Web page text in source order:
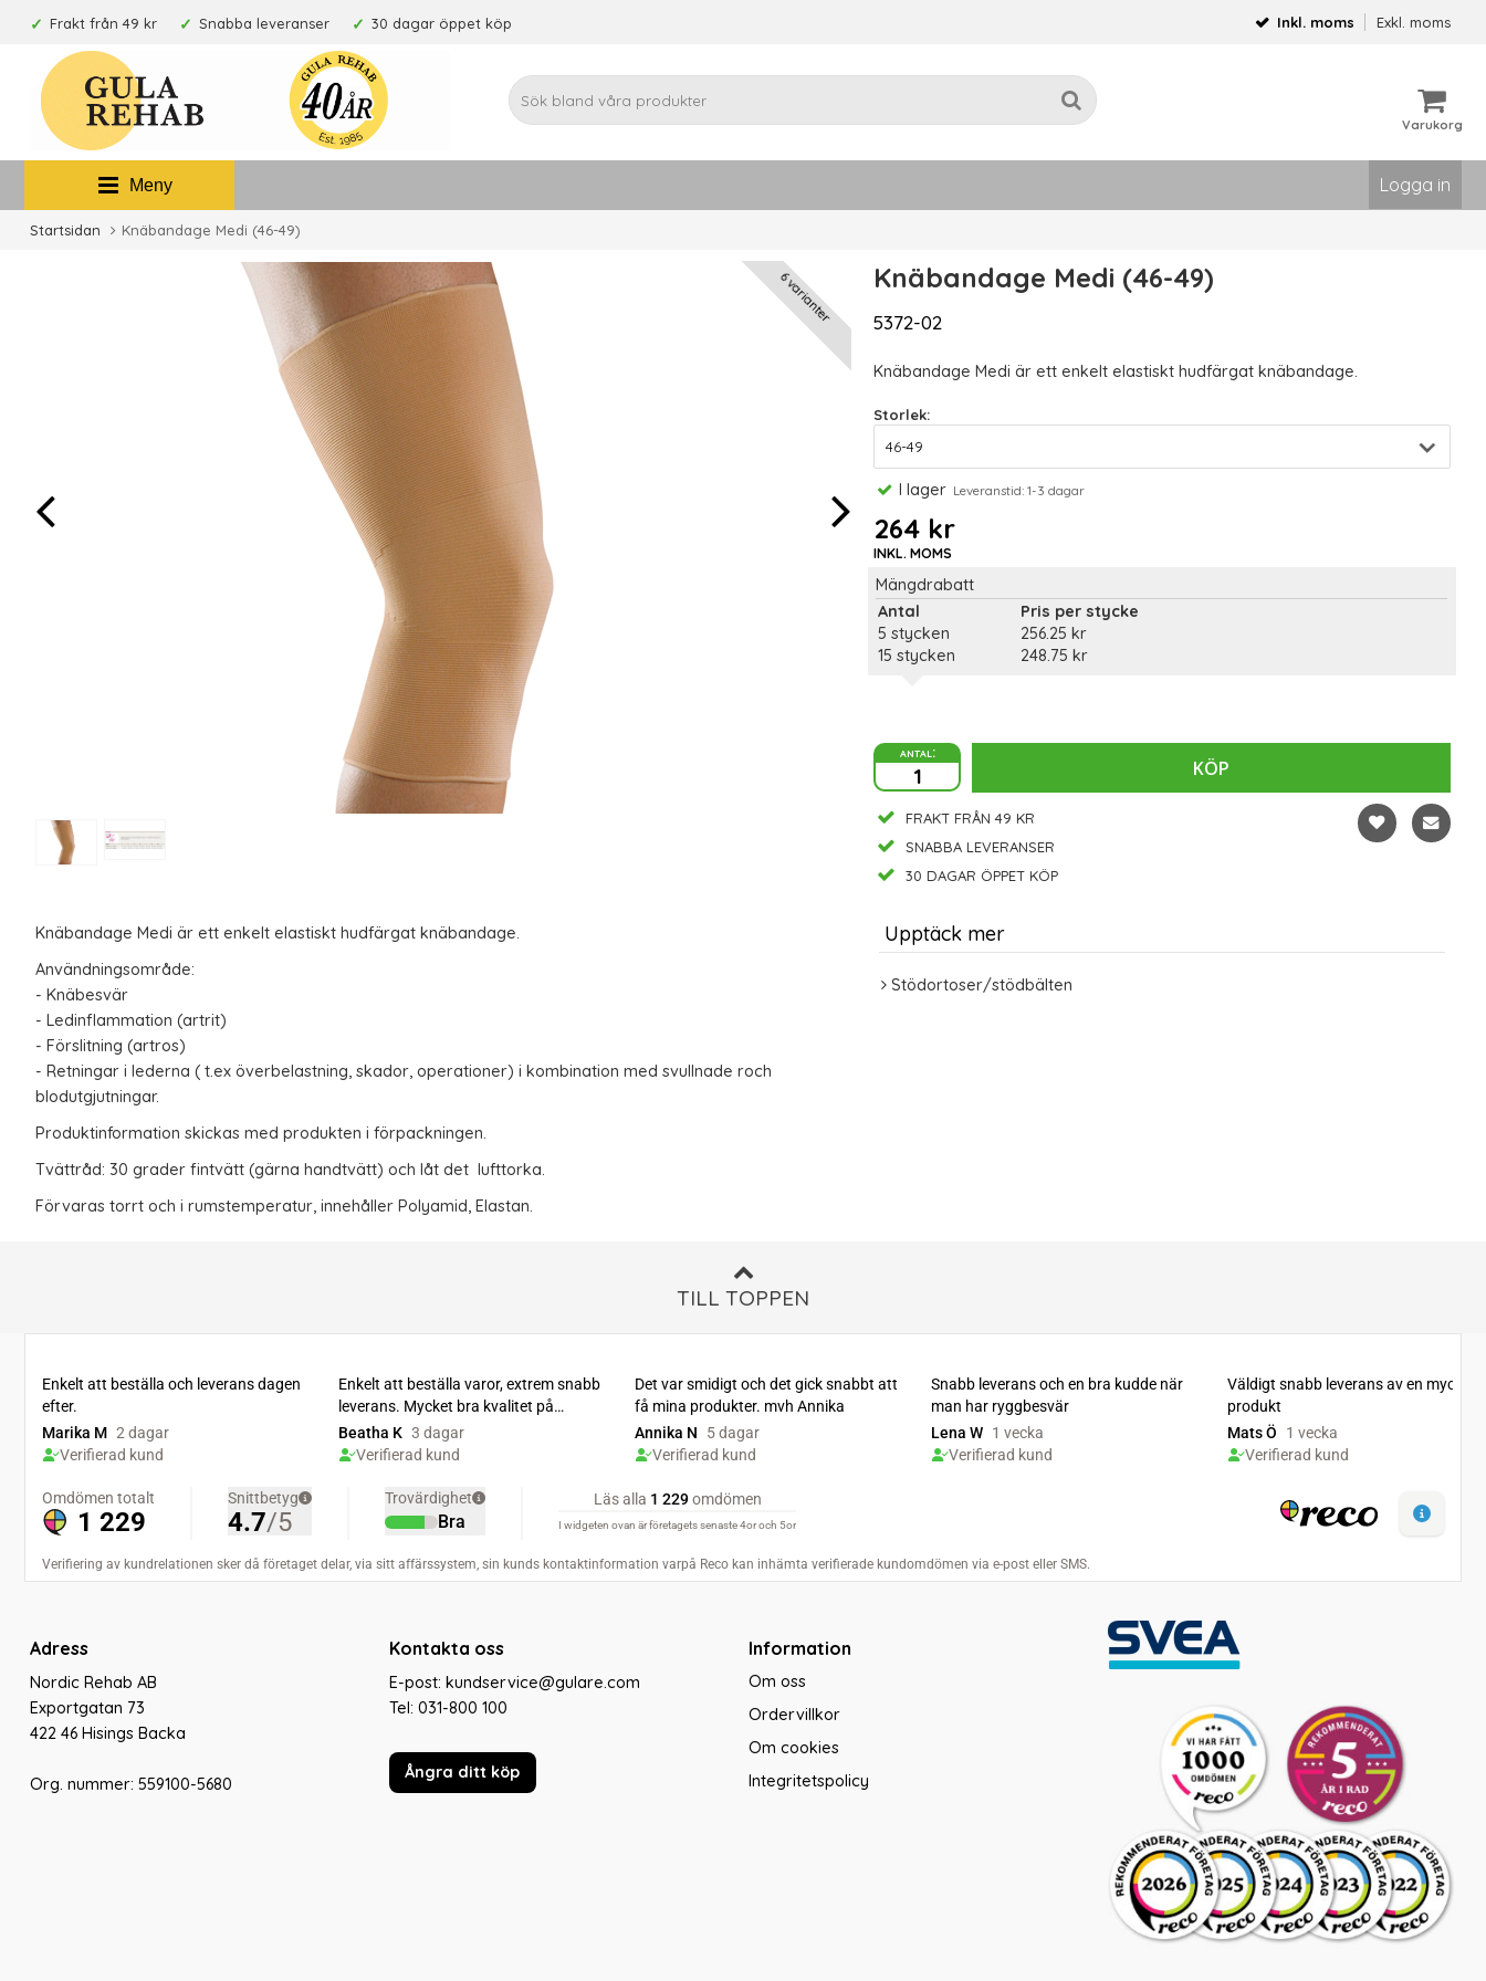
Frakt från 49 kr Snabba leveranser 30 dagar öppet köp Inkl. moms Exkl. moms
Varukorg
Meny Logga in
Startsidan Knäbandage Medi (46-49)
6 varianter Knäbandage Medi (46-49)
5372-02
Knäbandage Medi är ett enkelt elastiskt hudfärgat knäbandage.
Storlek:
I lagerLeveranstid: 1-3 dagar
264 kr
INKL. MOMS
Mängdrabatt
Antal
Pris per stycke
5 stycken
256.25 kr
15 stycken
248.75 kr
antal:
KÖP
FRAKT FRÅN 49 KR
SNABBA LEVERANSER
30 DAGAR ÖPPET KÖP
Knäbandage Medi är ett enkelt elastiskt hudfärgat knäbandage.
Användningsområde:
- Knäbesvär
- Ledinflammation (artrit)
- Förslitning (artros)
- Retningar i lederna ( t.ex överbelastning, skador, operationer) i kombination med svullnade roch
blodutgjutningar.
Produktinformation skickas med produkten i förpackningen.
Tvättråd: 30 grader fintvätt (gärna handtvätt) och låt det lufttorka.
Förvaras torrt och i rumstemperatur, innehåller Polyamid, Elastan.
Upptäck mer
Stödortoser/stödbälten
TILL TOPPEN
Adress
Nordic Rehab AB
Exportgatan 73
422 46 Hisings Backa
Org. nummer: 559100-5680
Kontakta oss
E-post: kundservice@gulare.com
Tel: 031-800 100
Ångra ditt köp
Information
Om oss
Ordervillkor
Om cookies
Integritetspolicy